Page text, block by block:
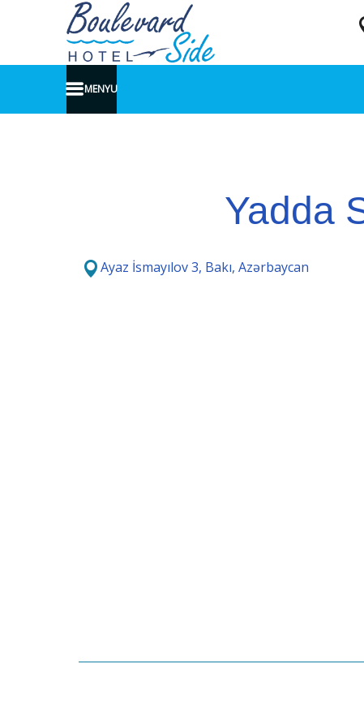
MENYU
Yadda
Ayaz İsmayılov 3, Bakı, Azərbaycan